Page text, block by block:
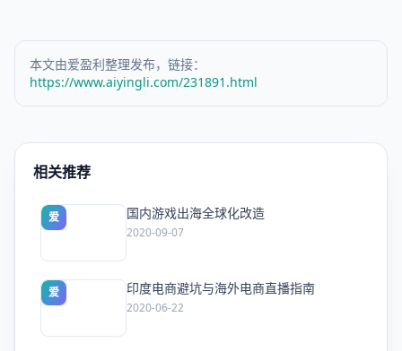
本文由爱盈利整理发布，链接：
https://www.aiyingli.com/231891.html
相关推荐
爱 国内游戏出海全球化改造
2020-09-07
爱 印度电商避坑与海外电商直播指南
2020-06-22